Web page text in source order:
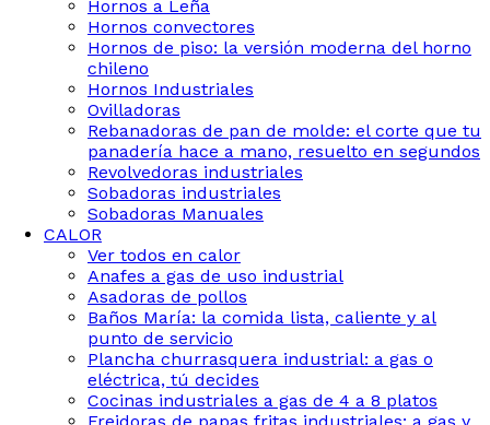
Hornos a Leña
Hornos convectores
Hornos de piso: la versión moderna del horno
chileno
Hornos Industriales
Ovilladoras
Rebanadoras de pan de molde: el corte que tu
panadería hace a mano, resuelto en segundos
Revolvedoras industriales
Sobadoras industriales
Sobadoras Manuales
CALOR
Ver todos en calor
Anafes a gas de uso industrial
Asadoras de pollos
Baños María: la comida lista, caliente y al
punto de servicio
Plancha churrasquera industrial: a gas o
eléctrica, tú decides
Cocinas industriales a gas de 4 a 8 platos